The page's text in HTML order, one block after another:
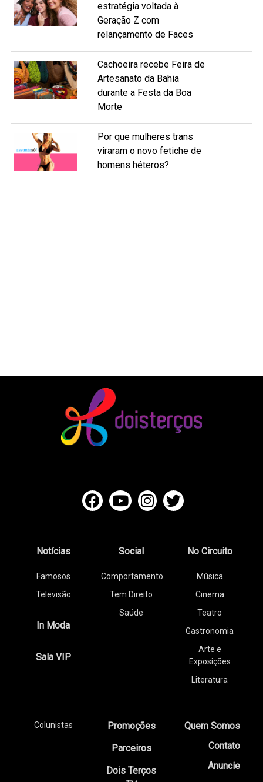
estratégia voltada à
Geração Z com
relançamento de Faces
Cachoeira recebe Feira de
Artesanato da Bahia
durante a Festa da Boa
Morte
Por que mulheres trans
viraram o novo fetiche de
homens héteros?
Notícias
Famosos
Televisão
In Moda
Sala VIP
Social
Comportamento
Tem Direito
Saúde
No Circuito
Música
Cinema
Teatro
Gastronomia
Arte e
Exposições
Literatura
Colunistas
Promoções
Parceiros
Dois Terços
Quem Somos
Contato
Anuncie